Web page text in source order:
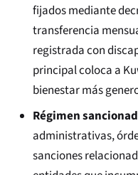
fijados mediante
transferencia
registrada con
principal coloca a
bienestar más
Régimen
administrativas,
sanciones